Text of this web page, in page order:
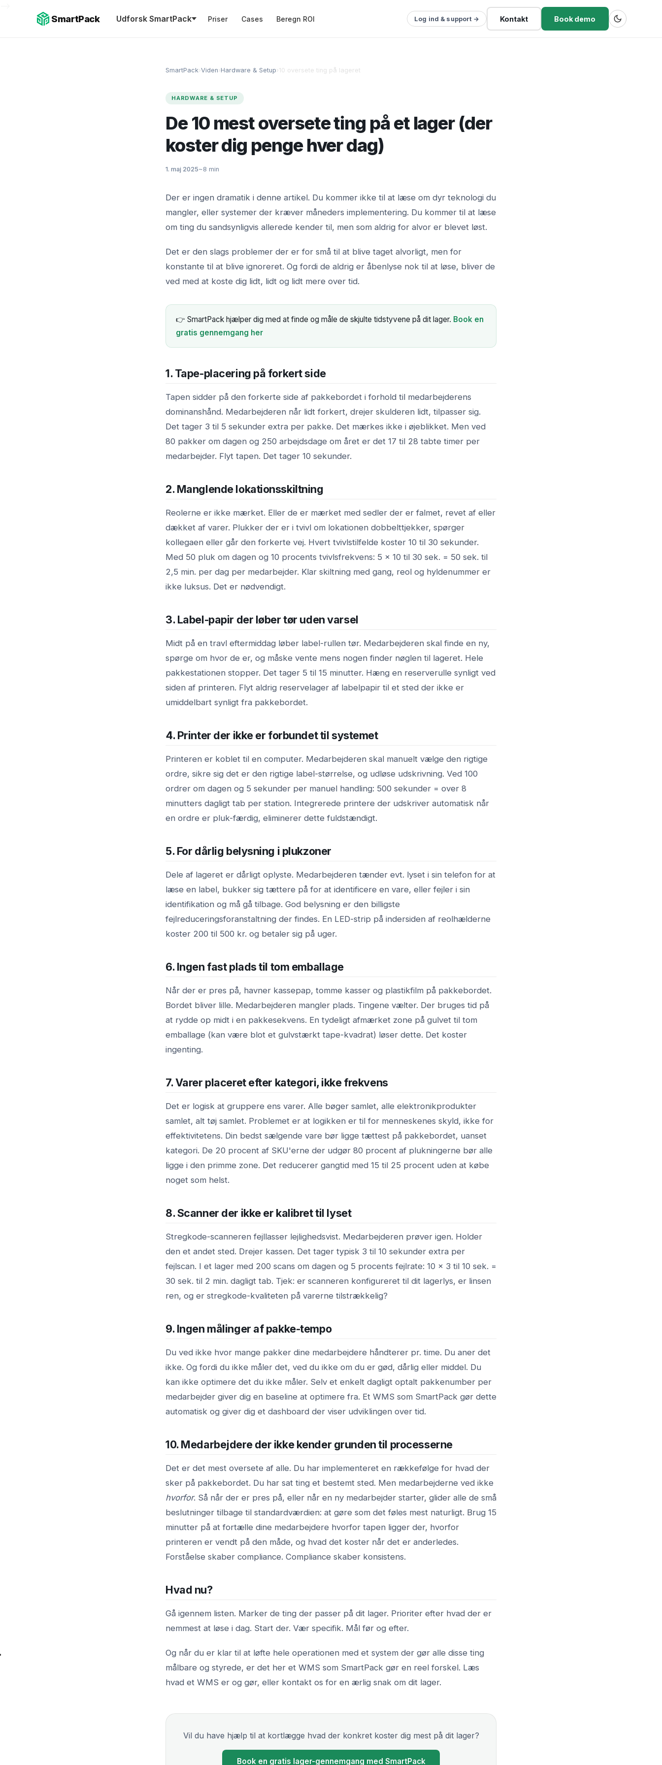
SmartPack Udforsk SmartPack Priser Cases Beregn ROI Log ind & support → Kontakt Book demo
SmartPack›Viden›Hardware & Setup›10 oversete ting på lageret
HARDWARE & SETUP
De 10 mest oversete ting på et lager (der
koster dig penge hver dag)
1. maj 2025~8 min
Der er ingen dramatik i denne artikel. Du kommer ikke til at læse om dyr teknologi du
mangler, eller systemer der kræver måneders implementering. Du kommer til at læse
om ting du sandsynligvis allerede kender til, men som aldrig for alvor er blevet løst.
Det er den slags problemer der er for små til at blive taget alvorligt, men for
konstante til at blive ignoreret. Og fordi de aldrig er åbenlyse nok til at løse, bliver de
ved med at koste dig lidt, lidt og lidt mere over tid.
👉 SmartPack hjælper dig med at finde og måle de skjulte tidstyvene på dit lager. Book en
gratis gennemgang her
1. Tape-placering på forkert side
Tapen sidder på den forkerte side af pakkebordet i forhold til medarbejderens
dominanshånd. Medarbejderen når lidt forkert, drejer skulderen lidt, tilpasser sig.
Det tager 3 til 5 sekunder extra per pakke. Det mærkes ikke i øjeblikket. Men ved
80 pakker om dagen og 250 arbejdsdage om året er det 17 til 28 tabte timer per
medarbejder. Flyt tapen. Det tager 10 sekunder.
2. Manglende lokationsskiltning
Reolerne er ikke mærket. Eller de er mærket med sedler der er falmet, revet af eller
dækket af varer. Plukker der er i tvivl om lokationen dobbelttjekker, spørger
kollegaen eller går den forkerte vej. Hvert tvivlstilfelde koster 10 til 30 sekunder.
Med 50 pluk om dagen og 10 procents tvivlsfrekvens: 5 x 10 til 30 sek. = 50 sek. til
2,5 min. per dag per medarbejder. Klar skiltning med gang, reol og hyldenummer er
ikke luksus. Det er nødvendigt.
3. Label-papir der løber tør uden varsel
Midt på en travl eftermiddag løber label-rullen tør. Medarbejderen skal finde en ny,
spørge om hvor de er, og måske vente mens nogen finder nøglen til lageret. Hele
pakkestationen stopper. Det tager 5 til 15 minutter. Hæng en reserverulle synligt ved
siden af printeren. Flyt aldrig reservelager af labelpapir til et sted der ikke er
umiddelbart synligt fra pakkebordet.
4. Printer der ikke er forbundet til systemet
Printeren er koblet til en computer. Medarbejderen skal manuelt vælge den rigtige
ordre, sikre sig det er den rigtige label-størrelse, og udløse udskrivning. Ved 100
ordrer om dagen og 5 sekunder per manuel handling: 500 sekunder = over 8
minutters dagligt tab per station. Integrerede printere der udskriver automatisk når
en ordre er pluk-færdig, eliminerer dette fuldstændigt.
5. For dårlig belysning i plukzoner
Dele af lageret er dårligt oplyste. Medarbejderen tænder evt. lyset i sin telefon for at
læse en label, bukker sig tættere på for at identificere en vare, eller fejler i sin
identifikation og må gå tilbage. God belysning er den billigste
fejlreduceringsforanstaltning der findes. En LED-strip på indersiden af reolhælderne
koster 200 til 500 kr. og betaler sig på uger.
6. Ingen fast plads til tom emballage
Når der er pres på, havner kassepap, tomme kasser og plastikfilm på pakkebordet.
Bordet bliver lille. Medarbejderen mangler plads. Tingene vælter. Der bruges tid på
at rydde op midt i en pakkesekvens. En tydeligt afmærket zone på gulvet til tom
emballage (kan være blot et gulvstærkt tape-kvadrat) løser dette. Det koster
ingenting.
7. Varer placeret efter kategori, ikke frekvens
Det er logisk at gruppere ens varer. Alle bøger samlet, alle elektronikprodukter
samlet, alt tøj samlet. Problemet er at logikken er til for menneskenes skyld, ikke for
effektivitetens. Din bedst sælgende vare bør ligge tættest på pakkebordet, uanset
kategori. De 20 procent af SKU'erne der udgør 80 procent af plukningerne bør alle
ligge i den primme zone. Det reducerer gangtid med 15 til 25 procent uden at købe
noget som helst.
8. Scanner der ikke er kalibret til lyset
Stregkode-scanneren fejllasser lejlighedsvist. Medarbejderen prøver igen. Holder
den et andet sted. Drejer kassen. Det tager typisk 3 til 10 sekunder extra per
fejlscan. I et lager med 200 scans om dagen og 5 procents fejlrate: 10 x 3 til 10 sek. =
30 sek. til 2 min. dagligt tab. Tjek: er scanneren konfigureret til dit lagerlys, er linsen
ren, og er stregkode-kvaliteten på varerne tilstrækkelig?
9. Ingen målinger af pakke-tempo
Du ved ikke hvor mange pakker dine medarbejdere håndterer pr. time. Du aner det
ikke. Og fordi du ikke måler det, ved du ikke om du er gød, dårlig eller middel. Du
kan ikke optimere det du ikke måler. Selv et enkelt dagligt optalt pakkenumber per
medarbejder giver dig en baseline at optimere fra. Et WMS som SmartPack gør dette
automatisk og giver dig et dashboard der viser udviklingen over tid.
10. Medarbejdere der ikke kender grunden til processerne
Det er det mest oversete af alle. Du har implementeret en rækkefølge for hvad der
sker på pakkebordet. Du har sat ting et bestemt sted. Men medarbejderne ved ikke
hvorfor. Så når der er pres på, eller når en ny medarbejder starter, glider alle de små
beslutninger tilbage til standardværdien: at gøre som det føles mest naturligt. Brug 15
minutter på at fortælle dine medarbejdere hvorfor tapen ligger der, hvorfor
printeren er vendt på den måde, og hvad det koster når det er anderledes.
Forståelse skaber compliance. Compliance skaber konsistens.
Hvad nu?
Gå igennem listen. Marker de ting der passer på dit lager. Prioriter efter hvad der er
nemmest at løse i dag. Start der. Vær specifik. Mål før og efter.
Og når du er klar til at løfte hele operationen med et system der gør alle disse ting
målbare og styrede, er det her et WMS som SmartPack gør en reel forskel. Læs
hvad et WMS er og gør, eller kontakt os for en ærlig snak om dit lager.
Vil du have hjælp til at kortlægge hvad der konkret koster dig mest på dit lager?
Book en gratis lager-gennemgang med SmartPack